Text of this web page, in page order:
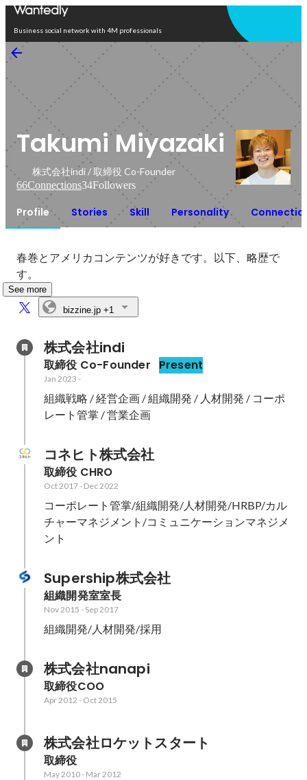
Business social network with 4M professionals
Takumi Miyazaki
株式会社indi / 取締役 Co-Founder
66Connections34Followers
Profile Stories Skill Personality
春巻とアメリカコンテンツが好きです。以下、略歴で
す。
See more
bizzine.jp +1
株式会社indi
取締役 Co-Founder Present
Jan 2023 -
組織戦略 / 経営企画 / 組織開発 / 人材開発 / コーポ
レート管掌 / 営業企画
コネヒト株式会社
取締役 CHRO
Oct 2017- Dec 2022
コーポレート管掌/組織開発/人材開発/HRBP/カル
チャーマネジメント/コミュニケーションマネジメ
ント
Supership株式会社
組織開発室室長
Nov 2015 - Sep 2017
組織開発/人材開発/採用
株式会社nanapi
取締役COO
Apr 2012 - Oct 2015
株式会社ロケットスタート
取締役
May 2010- Mar 2012